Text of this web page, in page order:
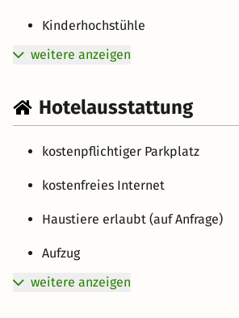
Kinderhochstühle
weitere anzeigen
Hotelausstattung
kostenpflichtiger Parkplatz
kostenfreies Internet
Haustiere erlaubt (auf Anfrage)
Aufzug
weitere anzeigen